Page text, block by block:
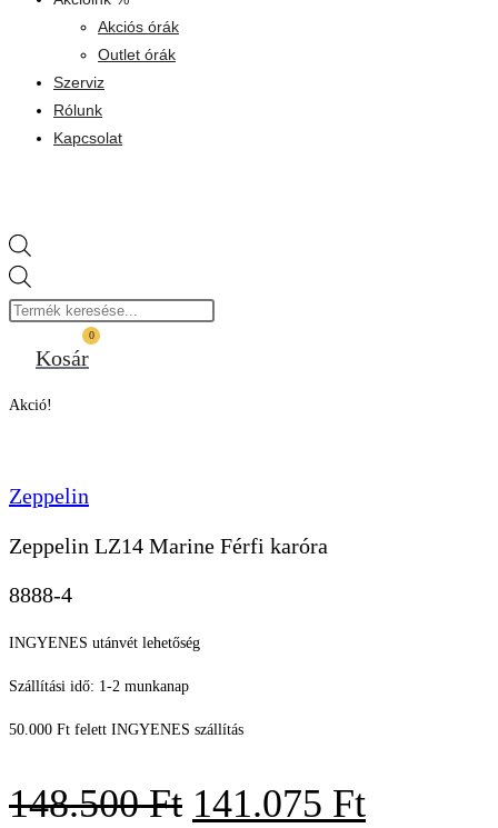
Akciós órák
Outlet órák
Szerviz
Rólunk
Kapcsolat
search
0
Kosár
Akció!
Zeppelin
Zeppelin LZ14 Marine Férfi karóra
8888-4
INGYENES utánvét lehetőség
Szállítási idő: 1-2 munkanap
50.000 Ft felett INGYENES szállítás
148.500Ft Original
141.075 FtCurrent